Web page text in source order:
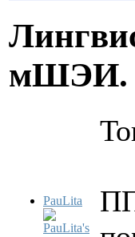
мШЭИ.
PauLita